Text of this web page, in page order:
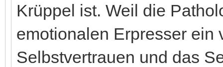
Krüppel ist. Weil die
emotionalen Erpresser ein
Selbstvertrauen und das